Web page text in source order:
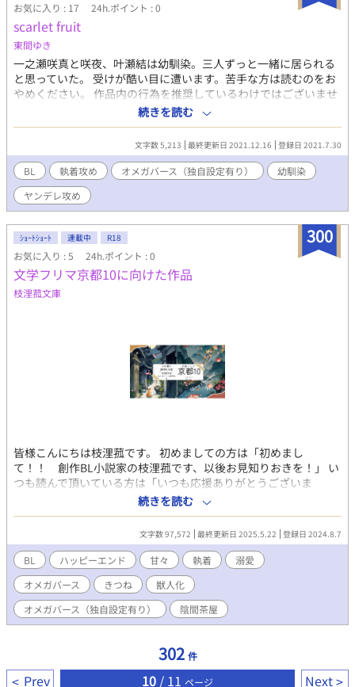
お気に入り : 17 24h.ポイント : 0
scarlet fruit
東間ゆき
一之瀬咲真と咲夜、叶瀬結は幼馴染。三人ずっと一緒に居られる
と思っていた。 受けが酷い目に遭います。苦手な方は読むのをお
やめください。 作品内の行為を推奨しているわけではございませ
ん。現実と区別してお読みください。 ハッピーエンドではありま
せん。 他サイトでも掲載しています。
続きを読む
文字数 5,213 最終更新日 2021.12.16 登録日 2021.7.30
BL 執着攻め オメガバース（独自設定有り）
幼馴染
ヤンデレ攻め
300
ｼｮｰﾄｼｮｰﾄ 連載中 R18
お気に入り : 5 24h.ポイント : 0
文学フリマ京都10に向けた作品
枝浬菰文庫
皆様こんにちは枝浬菰です。 初めましての方は「初めまし
て！！ 創作BL小説家の枝浬菰です、以後お見知りおきを！」 い
つも読んで頂いている方は「いつも応援ありがとうございま
す！！」 続けて文学フリマ京都10の小説試し読みを載せていきた
いと思います！ 開催日は2026年1月18日 作品はR18とR15 ci-en
にて動画UPしてます！ 2025/6よりオメガバース専門店に変更し
ました！ ぜひお越しください！ ----------------------------------------
---------------------------
続きを読む
文字数 97,572 最終更新日 2025.5.22 登録日 2024.8.7
BL ハッピーエンド 甘々 執着
溺愛
オメガバース
きつね
獣人化
オメガバース（独自設定有り）
陰間茶屋
302 件
Prev 10 / 11 ページ Next